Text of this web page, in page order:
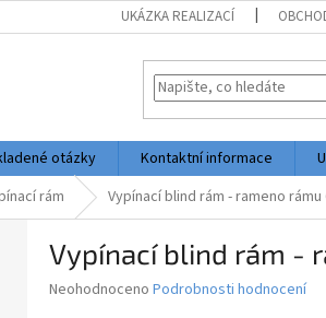
UKÁZKA REALIZACÍ
otázky Kontaktní informace
rám Vypínací blind rám - rameno rámu
Vypínací blind rám -
Průměrné
Neohodnoceno Podrobnosti hodnocení